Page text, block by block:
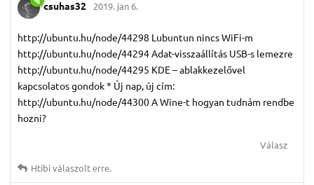
csuhas32 2019. jan 6.
http://ubuntu.hu/node/44298 Lubuntun nincs WiFi-m
http://ubuntu.hu/node/44294 Adat-visszaállítás USB-s lemezre
http://ubuntu.hu/node/44295 KDE – ablakkezelővel
kapcsolatos gondok * Új nap, új cím:
http://ubuntu.hu/node/44300 A Wine-t hogyan tudnám rendbe
hozni?
Válasz
Htibiválaszolt erre.